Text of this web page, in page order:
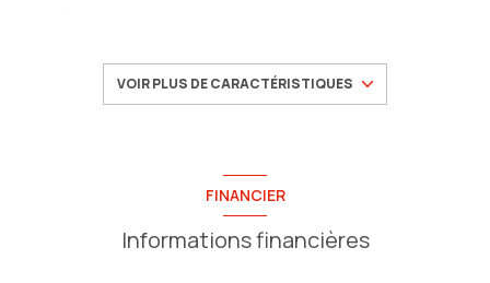
séjour 40 m²
cuisine américaine (équipée)
VOIR PLUS DE CARACTÉRISTIQUES
FINANCIER
Informations financières